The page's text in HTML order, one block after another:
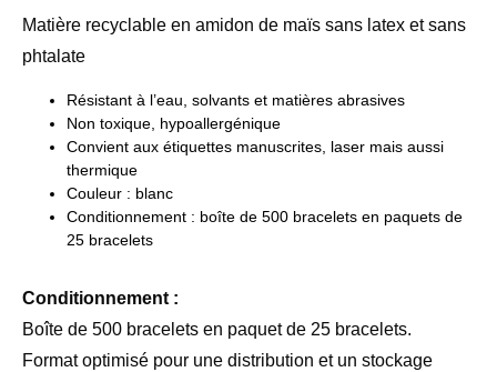
Matière recyclable en amidon de maïs sans latex et sans
phtalate
Résistant à l’eau, solvants et matières abrasives
Non toxique, hypoallergénique
Convient aux étiquettes manuscrites, laser mais aussi
thermique
Couleur : blanc
Conditionnement : boîte de 500 bracelets en paquets de
25 bracelets
Conditionnement :
Boîte de 500 bracelets en paquet de 25 bracelets.
Format optimisé pour une distribution et un stockage